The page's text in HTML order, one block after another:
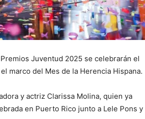
Juventud 2025 se celebrarán el
marco del Mes de la Herencia Hispana.
y actriz Clarissa Molina, quien ya
en Puerto Rico junto a Lele Pons y